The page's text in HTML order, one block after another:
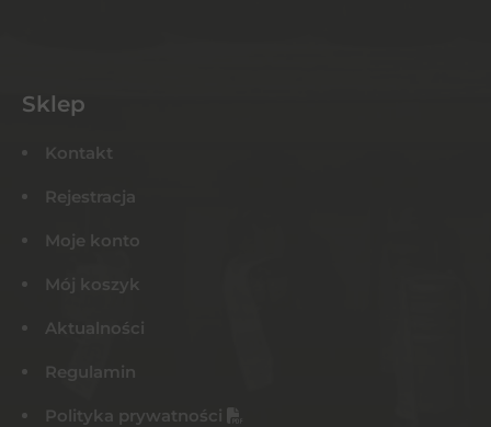
Sklep
Kontakt
Rejestracja
Moje konto
Mój koszyk
Aktualności
Regulamin
Polityka prywatności